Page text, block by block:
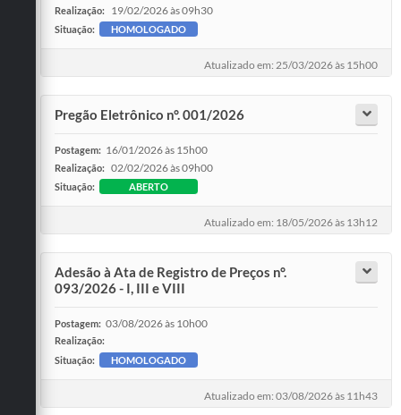
Realização: 19/02/2026 às 09h30
Situação: HOMOLOGADO
Atualizado em: 25/03/2026 às 15h00
Pregão Eletrônico n°. 001/2026
Postagem: 16/01/2026 às 15h00
Realização: 02/02/2026 às 09h00
Situação: ABERTO
Atualizado em: 18/05/2026 às 13h12
Adesão à Ata de Registro de Preços n°.
093/2026 - I, III e VIII
Postagem: 03/08/2026 às 10h00
Realização:
Situação:
HOMOLOGADO
Atualizado em: 03/08/2026 às 11h43